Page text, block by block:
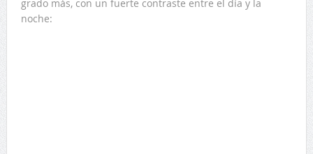
grado más, con un fuerte contraste entre el día y la
noche: